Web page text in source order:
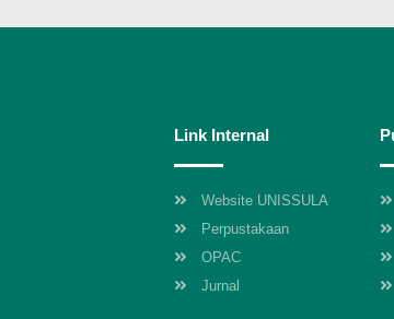
Link Internal
Website UNISSULA
Perpustakaan
OPAC
Jurnal